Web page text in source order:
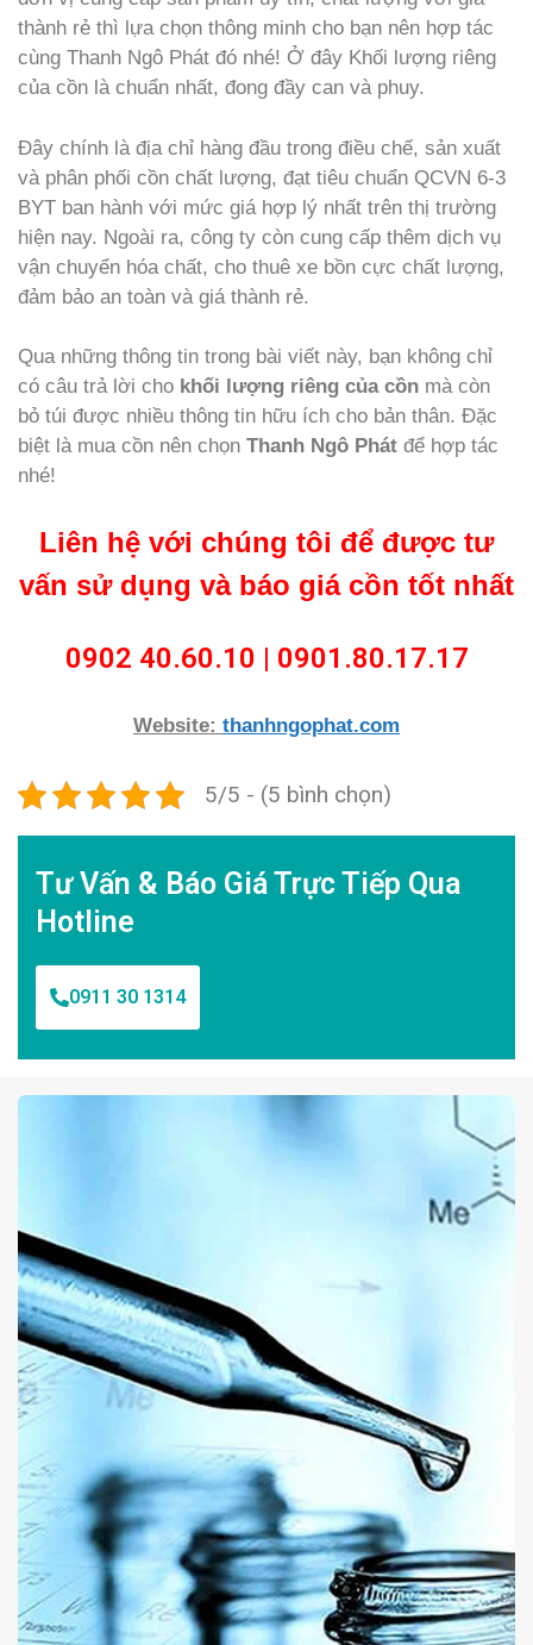
thành rẻ thì lựa chọn thông minh cho bạn nên hợp tác
cùng Thanh Ngô Phát đó nhé! Ở đây Khối lượng riêng
của cồn là chuẩn nhất, đong đầy can và phuy.
Đây chính là địa chỉ hàng đầu trong điều chế, sản xuất
và phân phối cồn chất lượng, đạt tiêu chuẩn QCVN 6-3
BYT ban hành với mức giá hợp lý nhất trên thị trường
hiện nay. Ngoài ra, công ty còn cung cấp thêm dịch vụ
vận chuyển hóa chất, cho thuê xe bồn cực chất lượng,
đảm bảo an toàn và giá thành rẻ.
Qua những thông tin trong bài viết này, bạn không chỉ
có câu trả lời cho khối lượng riêng của cồn mà còn
bỏ túi được nhiều thông tin hữu ích cho bản thân. Đặc
biệt là mua cồn nên chọn Thanh Ngô Phát để hợp tác
nhé!
Liên hệ với chúng tôi để được tư
vấn sử dụng và báo giá cồn tốt nhất
0902 40.60.10 | 0901.80.17.17
Website: thanhngophat.com
5/5 - (5 bình chọn)
Tư Vấn & Báo Giá Trực Tiếp Qua
Hotline
0911 30 1314